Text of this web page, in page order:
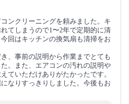
ンクリーニングを頼みました。キ
てしまうので1〜2年で定期的に清
回はキッチンの換気扇も清掃をお
、事前の説明から作業までとても
。また、エアコンの汚れの説明や
ていただけありがたかったです。
なりすっきりしました。今後もお